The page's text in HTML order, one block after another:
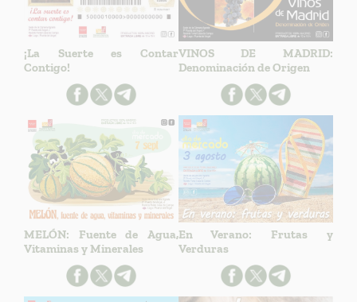
¡La Suerte es Contar
Contigo!
VINOS DE MADRID:
Denominación de Origen
MELÓN: Fuente de Agua,
Vitaminas y Minerales
En Verano: Frutas y
Verduras